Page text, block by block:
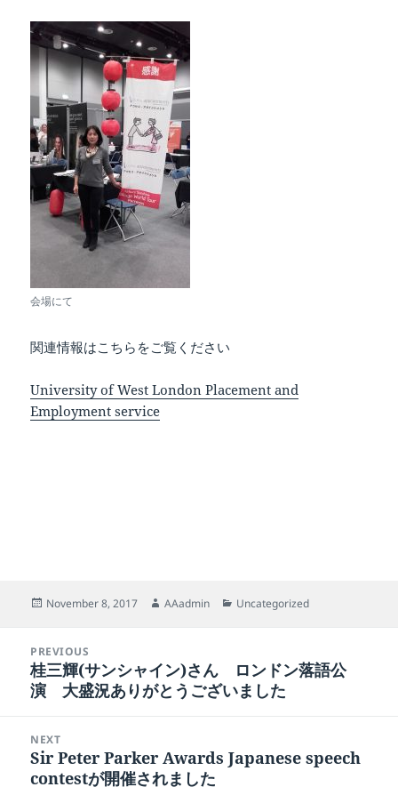
会場にて
関連情報はこちらをご覧ください
University of West London Placement and
Employment service
Posted
November 8, 2017 Author
AAadmin Categories
Uncategorized
navigation
PREVIOUS
Previous
post:
桂三輝(サンシャイン)さん ロンドン落語公
演 大盛況ありがとうございました
NEXT
Next
post:
Sir Peter Parker Awards Japanese speech
contestが開催されました